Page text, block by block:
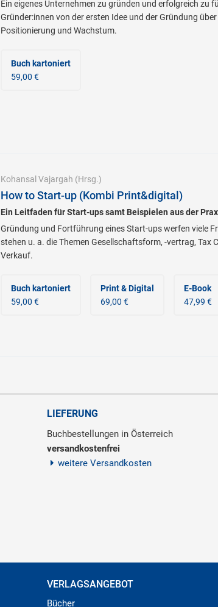
Ein eigenes Unternehmen zu gründen und erfolgreich zu
Gründer:innen von der ersten Idee und der Gründung
Positionierung und Wachstum.
Buch kartoniert
59,00 €
Kohansal Vajargah (Hrsg.)
How to Start-up (Kombi Print&digital)
Ein Leitfaden für Start-ups samt Beispielen aus der
Gründung und Fortführung eines Start-ups werfen viele
stehen u. a. die Themen Gesellschaftsform, -vertrag,
Verkauf.
Buch kartoniert
59,00 €
Print & Digital
69,00 €
E-Book
47,99 €
LIEFERUNG
Buchbestellungen in Österreich
versandkostenfrei
weitere Versandkosten
VERLAGSANGEBOT
Bücher